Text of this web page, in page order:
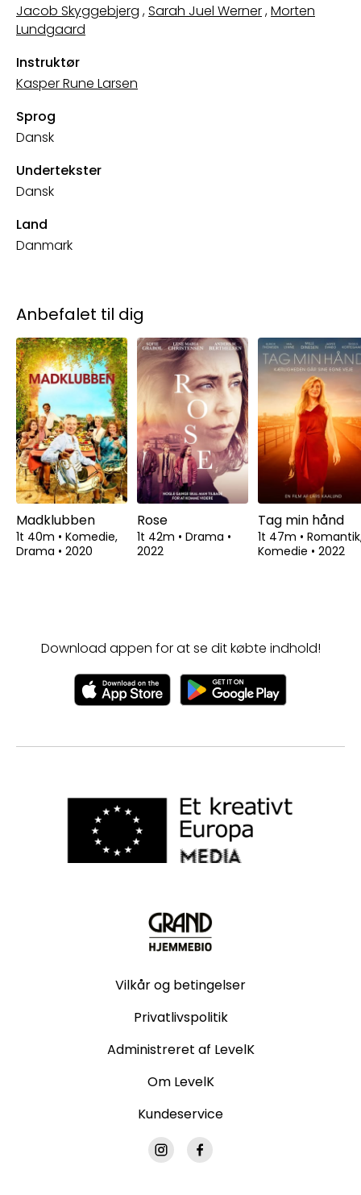
Jacob Skyggebjerg ,Sarah Juel Werner,Morten
Lundgaard
Instruktør
Kasper Rune Larsen
Sprog
Dansk
Undertekster
Dansk
Land
Danmark
Anbefalet til dig
Madklubben
1t 40m • Komedie,
Drama • 2020
Rose
1t 42m • Drama •
2022
Tag min hånd
1t 47m •
Komedie • 2022
Download appen for at se dit købte indhold!
Vilkår og betingelser
Privatlivspolitik
Administreret af LevelK
Om LevelK
Kundeservice